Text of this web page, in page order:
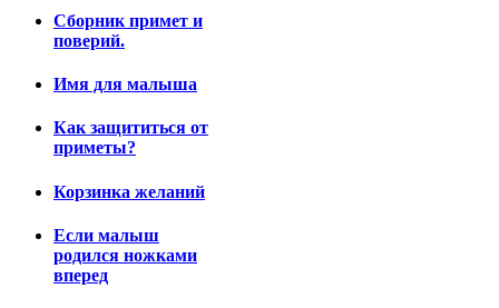
Сборник примет и
поверий.
Имя для малыша
Как защититься от
приметы?
Корзинка желаний
Если малыш
родился ножками
вперед